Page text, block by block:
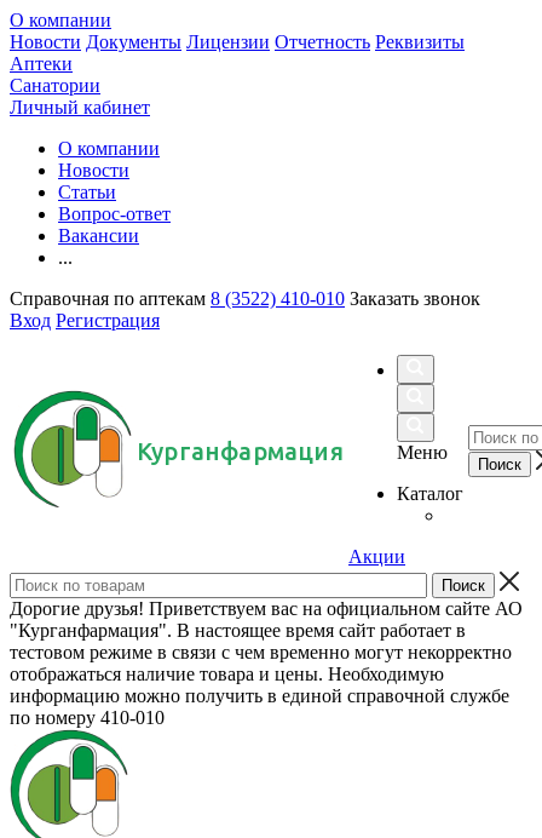
О компании
Новости Документы Лицензии Отчетность Реквизиты
Аптеки
Санатории
Личный кабинет
О компании
Новости
Статьи
Вопрос-ответ
Вакансии
...
Справочная по аптекам 8 (3522) 410-010 Заказать звонок
Вход Регистрация
Курганфармация
Меню
Каталог
Акции
Дорогие друзья! Приветствуем вас на официальном сайте АО
"Курганфармация". В настоящее время сайт работает в
тестовом режиме в связи с чем временно могут некорректно
отображаться наличие товара и цены. Необходимую
информацию можно получить в единой справочной службе
по номеру 410-010